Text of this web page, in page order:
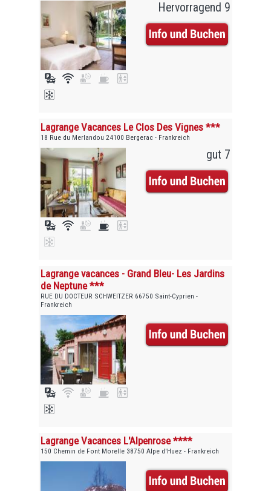
Hervorragend 9
Lagrange Vacances Le Clos Des Vignes ***
18 Rue du Merlandou 24100 Bergerac - Frankreich
gut 7
Lagrange vacances - Grand Bleu- Les Jardins
de Neptune ***
RUE DU DOCTEUR SCHWEITZER 66750 Saint-Cyprien -
Frankreich
Lagrange Vacances L'Alpenrose ****
150 Chemin de Font Morelle 38750 Alpe d'Huez - Frankreich